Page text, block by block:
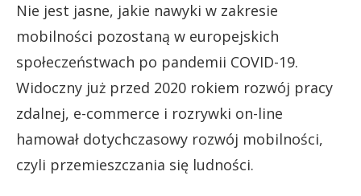
Nie jest jasne, jakie nawyki w zakresie
mobilności pozostaną w europejskich
społeczeństwach po pandemii COVID-19.
Widoczny już przed 2020 rokiem rozwój pracy
zdalnej, e-commerce i rozrywki on-line
hamował dotychczasowy rozwój mobilności,
czyli przemieszczania się ludności.